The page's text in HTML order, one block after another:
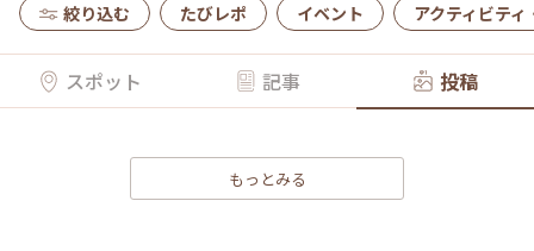
絞り込む たびレポ イベント アクティビティ
スポット 記事 投稿
もっとみる